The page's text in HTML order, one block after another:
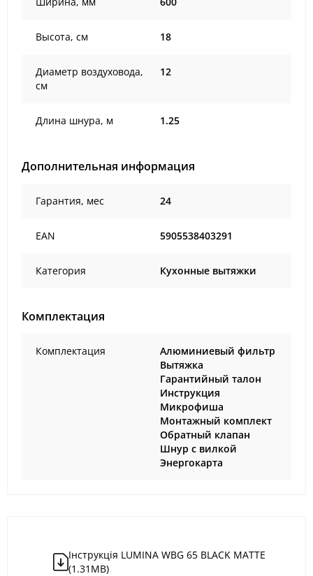
Высота, см 18
Диаметр воздуховода,
см
12
Длина шнура, м 1.25
Дополнительная информация
Гарантия, мес 24
EAN 5905538403291
Категория Кухонные вытяжки
Комплектация
Комплектация
Алюминиевый фильтр
Вытяжка
Гарантийный талон
Инструкция
Микрофиша
Монтажный комплект
Обратный клапан
Шнур с вилкой
Энергокарта
Iнструкція LUMINA WBG 65 BLACK MATTE
(1.31MB)